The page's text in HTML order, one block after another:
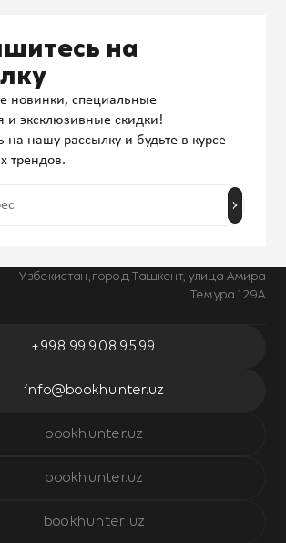
Узбекистан, город Ташкент, улица Амира
Темура 129А
+998 99 908 95 99
info@bookhunter.uz
bookhunter.uz
bookhunter.uz
bookhunter_uz
на
новинки, специальные
и эксклюзивные скидки!
на нашу рассылку и будьте в курсе
трендов.